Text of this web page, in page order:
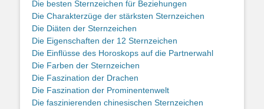
Die besten Sternzeichen für Beziehungen
Die Charakterzüge der stärksten Sternzeichen
Die Diäten der Sternzeichen
Die Eigenschaften der 12 Sternzeichen
Die Einflüsse des Horoskops auf die Partnerwahl
Die Farben der Sternzeichen
Die Faszination der Drachen
Die Faszination der Prominentenwelt
Die faszinierenden chinesischen Sternzeichen